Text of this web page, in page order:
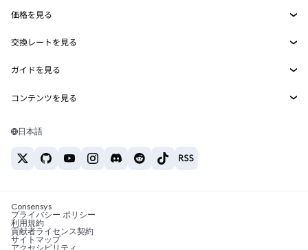
MetaMask Connect
Snaps
Web3サービス
セキュリティ
サポート
キャリア
お問い合わせ
価格を見る
イーサリアムの価格
Solanaの価格
Tetherの価格
交換レートを見る
ETH→USD
USDT→INR
BTC→INR
ETH→USDT
ガイドを見る
ETHの購入
USDTの購入
SHIBの購入
BNBの購入
コンテンツを見る
Solanaウォレット
税制関連ニュース
暗号資産の購入方法は？
日本語
Consensys
プライバシー ポリシー
利用規約
貢献者ライセンス契約
サイトマップ
アクセシビリティ